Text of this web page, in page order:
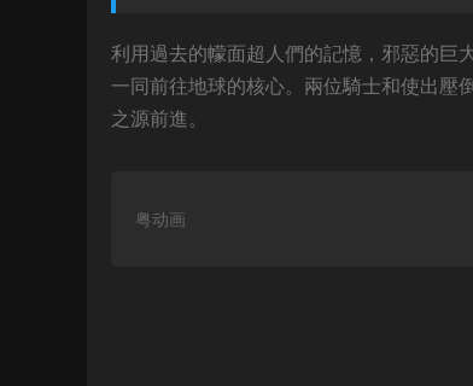
利用過去的幪面超人們的記憶，邪惡的巨
一同前往地球的核心。兩位騎士和使出
之源前進。
粤动画